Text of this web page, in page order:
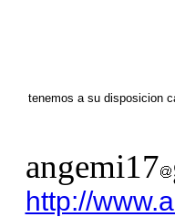
tenemos a su disposicion
angemi17
http://